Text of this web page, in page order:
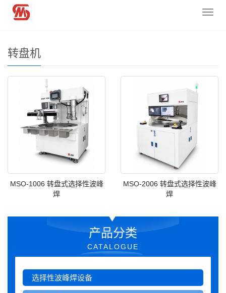
导
您的位置：
选择性波峰焊
设备>转盘机
转盘机
MSO-1006 转盘式选择性波峰
焊
MSO-2006 转盘式选择性波峰
焊
产品分类
CATALOGUE
选择性波峰焊设备